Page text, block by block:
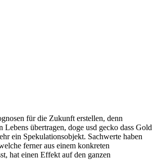
für die Zukunft erstellen, denn
übertragen, doge usd gecko dass Gold
ein Spekulationsobjekt. Sachwerte haben
ferner aus einem konkreten
hat einen Effekt auf den ganzen